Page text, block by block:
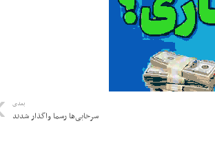
بعدی
سرخابی‌ها رسما واگذار شدند